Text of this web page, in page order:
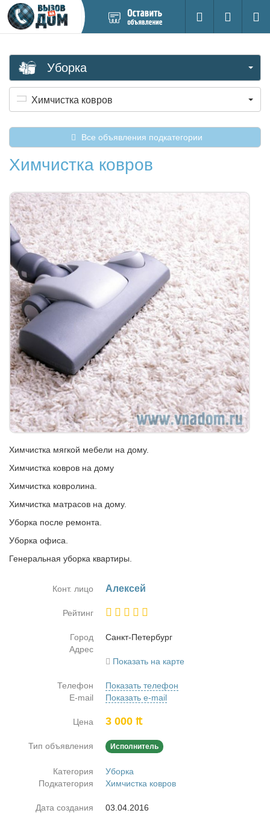
новое
Поиск
Вход на
Уборка
Химчистка ковров
Все объявления подкатегории
Химчистка ковров
Химчистка мягкой мебели на дому.
Химчистка ковров на дому
Химчистка ковролина.
Химчистка матрасов на дому.
Уборка после ремонта.
Уборка офиса.
Генеральная уборка квартиры.
Конт. лицо Алек­сей
Рейтинг
Город
Санкт-Пе­тер­бург
Адрес
Показать на карте
Телефон
Показать телефон
E-mail
Показать e-mail
Цена 3 000 ₶
Тип объявления Исполнитель
Категория
Уборка
Подкатегория
Химчистка ковров
Дата создания
03.04.2016